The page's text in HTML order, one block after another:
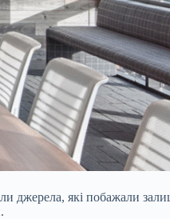
джерела, які побажали